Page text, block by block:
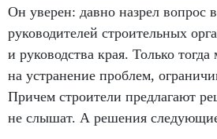
Он уверен: давно назрел вопрос
руководителей строительных
и руководства края. Только
на устранение проблем,
Причем строители предлагают
не слышат. А решения